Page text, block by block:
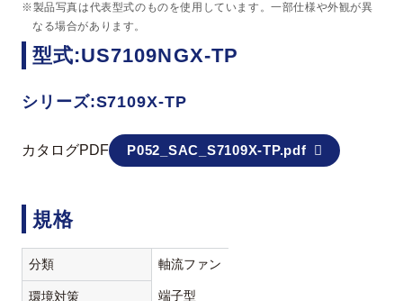
※製品写真は代表型式のものを使用しています。一部仕様や外観が異
なる場合があります。
型式:US7109NGX-TP
シリーズ:S7109X-TP
カタログPDF P052_SAC_S7109X-TP.pdf
規格
分類 軸流ファン
環境対策 端子型